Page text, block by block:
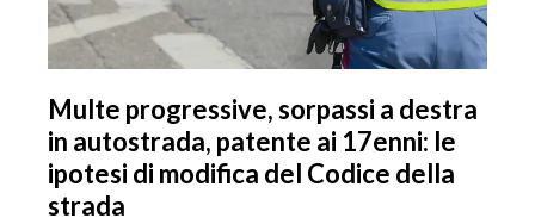
Multe progressive, sorpassi a destra
in autostrada, patente ai 17enni: le
ipotesi di modifica del Codice della
strada